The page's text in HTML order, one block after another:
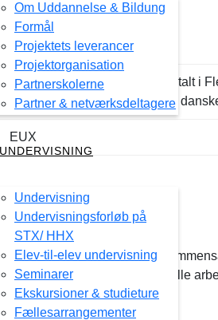
Om Uddannelse & Bildung
Formål
Projektets leverancer
Projektorganisation
Partnerskolerne
Partner & netværksdeltagere
UNDERVISNING
Undervisning
Undervisningsforløb på
STX/ HHX
Elev-til-elev undervisning
Seminarer
Ekskursioner & studieture
Fællesarrangementer
Det Blå Gymnasium Tønder
Ekskursion til Handelslehranstalt i
Elev-til elev aktiviteter mellem
EUX
i Flensburg.
Handelslehranstalt havde
med, som eleverne skulle